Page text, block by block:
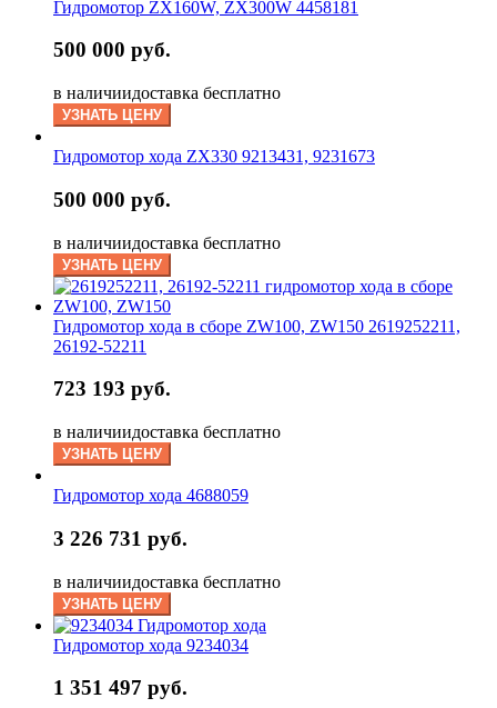
Гидромотор ZX160W, ZX300W 4458181
500 000 руб.
в наличиидоставка бесплатно
УЗНАТЬ ЦЕНУ
Гидромотор хода ZX330 9213431, 9231673
500 000 руб.
в наличиидоставка бесплатно
УЗНАТЬ ЦЕНУ
Гидромотор хода в сборе ZW100, ZW150 2619252211,
26192-52211
723 193 руб.
в наличиидоставка бесплатно
УЗНАТЬ ЦЕНУ
Гидромотор хода 4688059
3 226 731 руб.
в наличиидоставка бесплатно
УЗНАТЬ ЦЕНУ
Гидромотор хода 9234034
1 351 497 руб.